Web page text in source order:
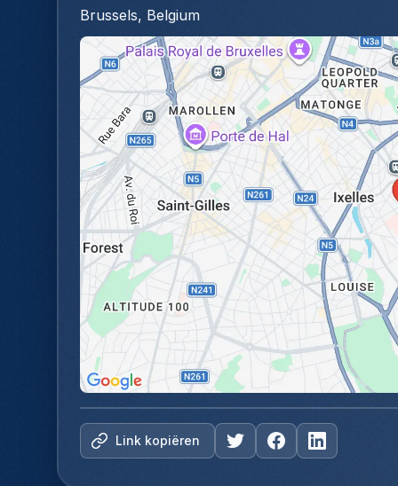
Brussels, Belgium
Link kopiëren